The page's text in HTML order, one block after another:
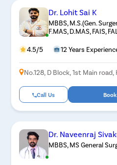
Dr. Lohit Sai K
MBBS, M.S.(Gen.
F.MAS, D.MAS, FAIS,
4.5/5 12 Years
No.128, D Block, 1st Main road,
Call Us
Dr. Naveenraj
MBBS, MS General